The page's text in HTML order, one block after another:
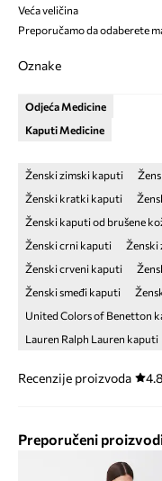
Veća veličina
Preporučamo da odaberete
Oznake
Odjeća Medicine
Kaputi Medicine
Ženski zimski kaputi
Ženski kratki kaputi
Ženski kaputi od brušene
Ženski crni kaputi
Ženski
Ženski crveni kaputi
Ženski smeđi kaputi
United Colors of Benetton
Lauren Ralph Lauren kaputi
Recenzije proizvoda 4.8
Preporučeni